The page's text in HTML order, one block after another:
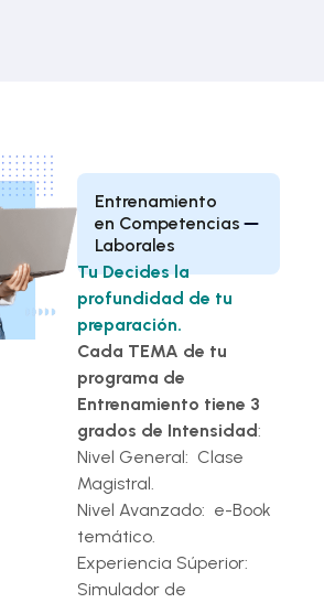
Entrenamiento
en Competencias
Laborales
Tu Decides la
profundidad de tu
preparación.
Cada TEMA de tu
programa de
Entrenamiento tiene 3
grados de Intensidad:
Nivel General: Clase
Magistral.
Nivel Avanzado: e-Book
temático.
Experiencia Súperior:
Simulador de